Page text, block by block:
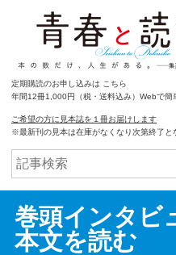
定期購読のお申し込みは こちら
年間12冊1,000円（税・送料込み）Webで簡
ご希望の方に見本誌を１冊お届けします
※最新刊の見本は在庫がなくなり次第終了と
巻頭インタビ
本文を読む